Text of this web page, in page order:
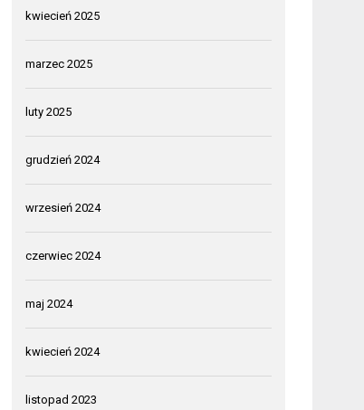
kwiecień 2025
marzec 2025
luty 2025
grudzień 2024
wrzesień 2024
czerwiec 2024
maj 2024
kwiecień 2024
listopad 2023